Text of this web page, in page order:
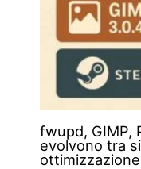
fwupd, GIMP,
evolvono tra
ottimizzazione